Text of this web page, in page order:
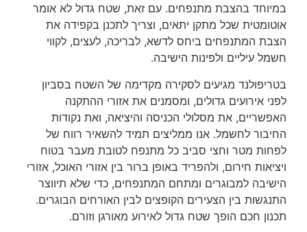
במיוחד בהצבת מתנפחים. עם זאת, שטח גדול לא אומר
אוטומטית שכל מתקן יתאים, וצריך לתכנן בקפידה את
הצבת המתנפחים ביחס לדשא, לבריכה, לעצים, לקווי
חשמל עיליים ולפינות הישיבה.
בטריפולנד מגיעים לסקירה מקדימה של השטח בסביון
לפני אירועים גדולים, ומסמנים את אזורי ההתקנה
האפשריים, את מסלולי הכניסה והיציאה, ואת נקודות
החיבור לחשמל. אנו ממליצים תמיד להשאיר רווח של
לפחות מטר וחצי סביב כל מתנפח לטובת מעבר בטוח
ויציאות חירום, ולהפריד באופן ברור בין אזורי האוכל, אזורי
הישיבה למבוגרים ומתחם המתנפחים, כדי שלא תיווצר
התנגשות בין הצעירים הקופצים לבין האורחים הבוגרים.
תכנון חכם הופך שטח גדול לאירוע מאורגן וזורם.